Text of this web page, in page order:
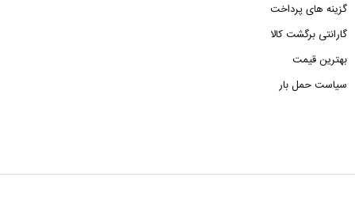
گزینه های پرداخت
گارانتی برگشت کالا
بهترین قیمت
سیاست حمل بار